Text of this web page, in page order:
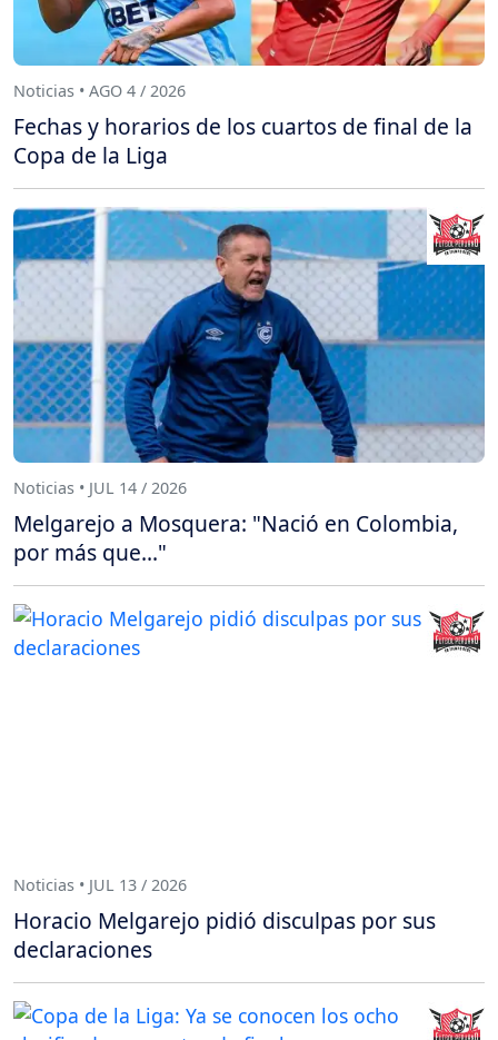
Noticias • AGO 4 / 2026
Fechas y horarios de los cuartos de final de la
Copa de la Liga
Noticias • JUL 14 / 2026
Melgarejo a Mosquera: "Nació en Colombia,
por más que..."
Noticias • JUL 13 / 2026
Horacio Melgarejo pidió disculpas por sus
declaraciones